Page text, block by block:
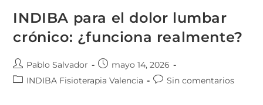
INDIBA para el dolor lumbar
crónico: ¿funciona realmente?
Pablo Salvador
mayo 14, 2026
INDIBA Fisioterapia Valencia
Sin comentarios